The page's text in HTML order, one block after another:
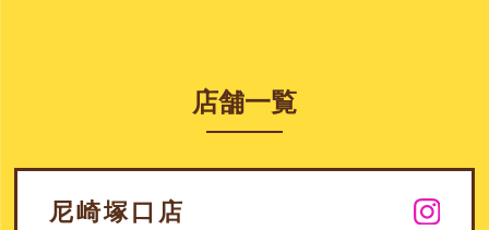
店舗一覧
尼崎塚口店